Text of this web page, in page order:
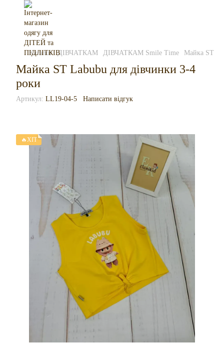
Каталог ДІВЧАТКАМ ДІВЧАТКАМ Smile Time Майка ST
Майка ST Labubu для дівчинки 3-4
роки
Артикул: LL19-04-5 Написати відгук
🔥ХІТ